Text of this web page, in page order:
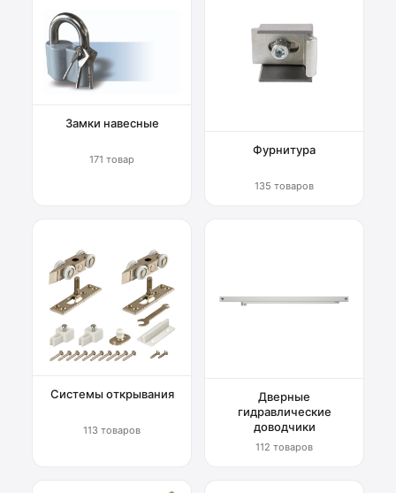
Замки навесные
171 товар
Фурнитура
135 товаров
Системы открывания
113 товаров
Дверные
гидравлические
доводчики
112 товаров